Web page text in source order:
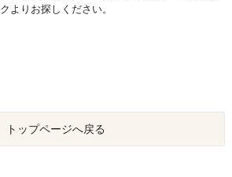
クよりお探しください。
トップページへ戻る